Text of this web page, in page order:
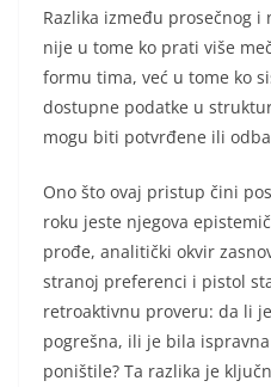
Razlika između prosečnog i
nije u tome ko prati više
formu tima, već u tome ko
dostupne podatke u
mogu biti potvrđene ili
Ono što ovaj pristup čini
roku jeste njegova
prođe, analitički okvir
stranoj preferenci i pistol
retroaktivnu proveru: da li
pogrešna, ili je bila
poništile? Ta razlika je